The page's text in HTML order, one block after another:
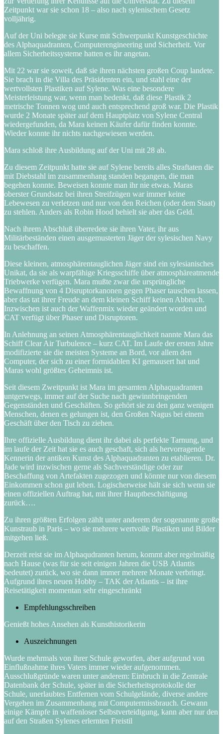
Zeitpunkt war sie schon 18 – also nach sylenischem Gesetz
volljährig.
Auf der Uni belegte sie Kurse mit Schwerpunkt Kunstgeschichte
des Alphaquadranten, Computerengineering und Sicherheit. Vor
allem Sicherheitssysteme hatten es ihr angetan.
Mit 22 war sie soweit, daß sie ihren nächsten großen Coup landete.
Sie brach in die Villa des Präsidenten ein, und stahl eine der
wertvollsten Plastiken auf Sylene. Was eine besondere
Meisterleistung war, wenn man bedenkt, daß diese Plastik 2
metrische Tonnen wog und auch entsprechend groß war. Die Plastik
wurde 2 Monate später auf dem Hauptplatz von Sylene Central
wiedergefunden, da Mara keinen Käufer dafür finden konnte.
Wieder konnte ihr nichts nachgewiesen werden.
Mara schloß ihre Ausbildung auf der Uni mit 28 ab.
Zu diesem Zeitpunkt hatte sie auf Sylene bereits alles Straftaten die
mit Diebstahl im zusammenhang standen begangen, die man
begehen konnte. Beweisen konnte man ihr nie etwas. Maras
oberster Grundsatz bei ihren Streifzügen war immer keine
Lebewesen zu verletzen und nur von den Reichen (oder dem Staat)
zu stehlen. Anders als Robin Hood behielt sie aber das Geld.
Nach ihrem Abschluß überredete sie ihren Vater, ihr aus
Militärbeständen einen ausgemusterten Jäger der sylesischen Navy
zu beschaffen.
Diese kleinen, atmosphärentauglichen Jäger sind ein sylesianisches
Unikat, da sie als warpfähige Kriegsschiffe über atmosphäreatmende
Triebwerke verfügen. Mara mußte zwar die ursprüngliche
Bewaffnung von 4 Disruptorkanonen gegen Phaser tauschen lassen,
aber das tat ihrer Freude an dem kleinen Schiff keinen Abbruch.
Inzwischen ist auch der Waffenmix wieder geändert worden und
CAT verfügt über Phaser und Disruptoren.
In Anlehnung an seinen Atmosphärentauglichkeit nannte Mara das
Schiff Clear Air Turbulence – kurz CAT. Im Laufe der ersten Jahre
modifizierte sie die meisten Systeme an Bord, vor allem den
Computer, der sich zu einer formidablen KI gemausert hat und
Maras wohl größtes Geheimnis ist.
Seit diesem Zweitpunkt ist Mara im gesamten Alphaquadranten
untgerwegs, immer auf der Suche nach gewinnbringenden
Gegenständen und Geschäften. So gehört sie zu den ganz wenigen
Menschen, denen es gelungen ist, den Großen Nagus bei einem
Geschäft über den Tisch zu ziehen.
Ihre offizielle Ausbildung dient ihr dabei als perfekte Tarnung, und
im laufe der Zeit hat sie es auch geschaft, sich als hervorragende
Kennerin der antiken Kunst des Alphaquadranten zu etablieren. Dr.
Jade wird inzwischen gerne als Sachverständige oder zur
Beschaffung von Artefakten zugezogen und könnte nur von diesem
Einkommen schon gut leben. Logischerweise hält sie sich wenn sie
einen offiziellen Auftrag hat, mit ihrer Hauptbeschäftigung
zurück….
Zu ihren größten Erfolgen zählt unter anderem der sogenannte große
Kunstraub in Paris – wo sie mehrere wertvolle Plastiken und Bilder
mitgehen ließ.
Derzeit reist sie im Alphaqudranten herum, kommt aber regelmäßig
nach Hause (was für sie seit einigen Jahren die USB Atlantis
bedeutet) zurück, wo sie dann immer mehrere Monate verbringt.
Aufgrund ihres neuen Hobby – TAK der Atlantis – ist ihre
Reisetätigkeit momentan sehr eingeschränkt
Empfehlungsschreiben
Genießt hohes Ansehen als Kunsthistorikerin
Auszeichnungen
Wurde mehrmals von ihrer Schule geworfen, aber aufgrund von
Einflußnahme ihres Vaters immer wieder aufgenommen.
Ausschlußgründe waren unter anderem: Einbruch in die Zentrale
Datenbank der Schule, später in die Sicherheitsprotokolle der
Schule, unerlaubtes Entfernen vom Schulgelände, diverse andere
Vergehen im Zusammenhang mit Computermissbrauch. Gewann
einige Kämpfe in waffenloser Selbstverteidigung, kann aber nur den
auf den Straßen Sylenes erlernten Freistil